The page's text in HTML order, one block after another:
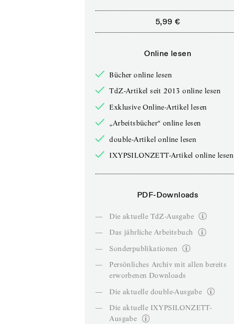
5,99 €
Online lesen
Bücher online lesen
TdZ-Artikel seit 2013 online lesen
Exklusive Online-Artikel lesen
„Arbeitsbücher“ online lesen
double-Artikel online lesen
IXYPSILONZETT-Artikel online lesen
PDF-Downloads
—
Die aktuelle TdZ-Ausgabe
—
Das jährliche Arbeitsbuch
—
Sonderpublikationen
—
Persönliches Archiv mit allen bereits
erworbenen Downloads
—
Die aktuelle double-Ausgabe
—
Die aktuelle IXYPSILONZETT-
Ausgabe